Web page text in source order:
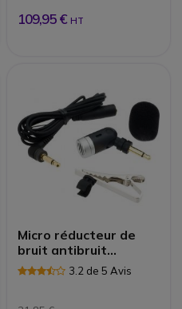
109,95 € HT
Micro réducteur de
bruit antibruit
Olympus ME-52W
3.2 de 5 Avis